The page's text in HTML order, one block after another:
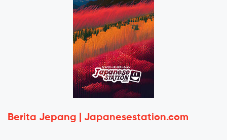
Berita Jepang | Japanesestation.com